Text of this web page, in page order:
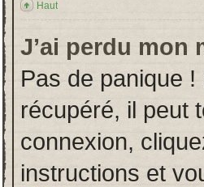
Haut
J’ai perdu mon
Pas de panique
récupéré, il peut
connexion,
instructions et